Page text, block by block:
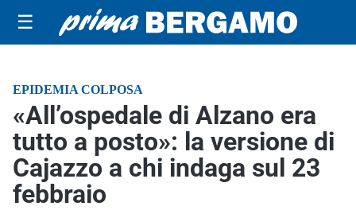
☰
EPIDEMIA COLPOSA
«All’ospedale di Alzano era
tutto a posto»: la versione di
Cajazzo a chi indaga sul 23
febbraio